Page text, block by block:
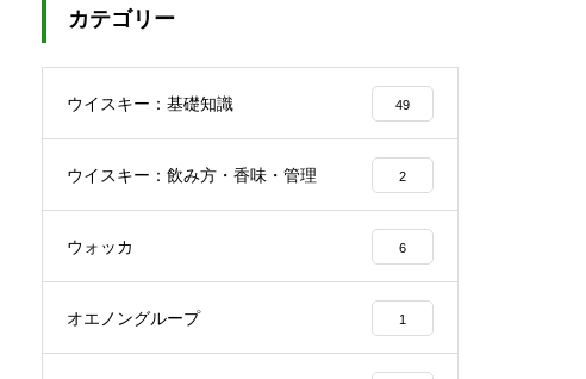
カテゴリー
ウイスキー：基礎知識 49
ウイスキー：飲み方・香味・管理 2
ウォッカ 6
オエノングループ 1